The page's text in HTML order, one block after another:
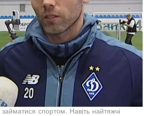
займатися спортом. Навіть найтяжчі